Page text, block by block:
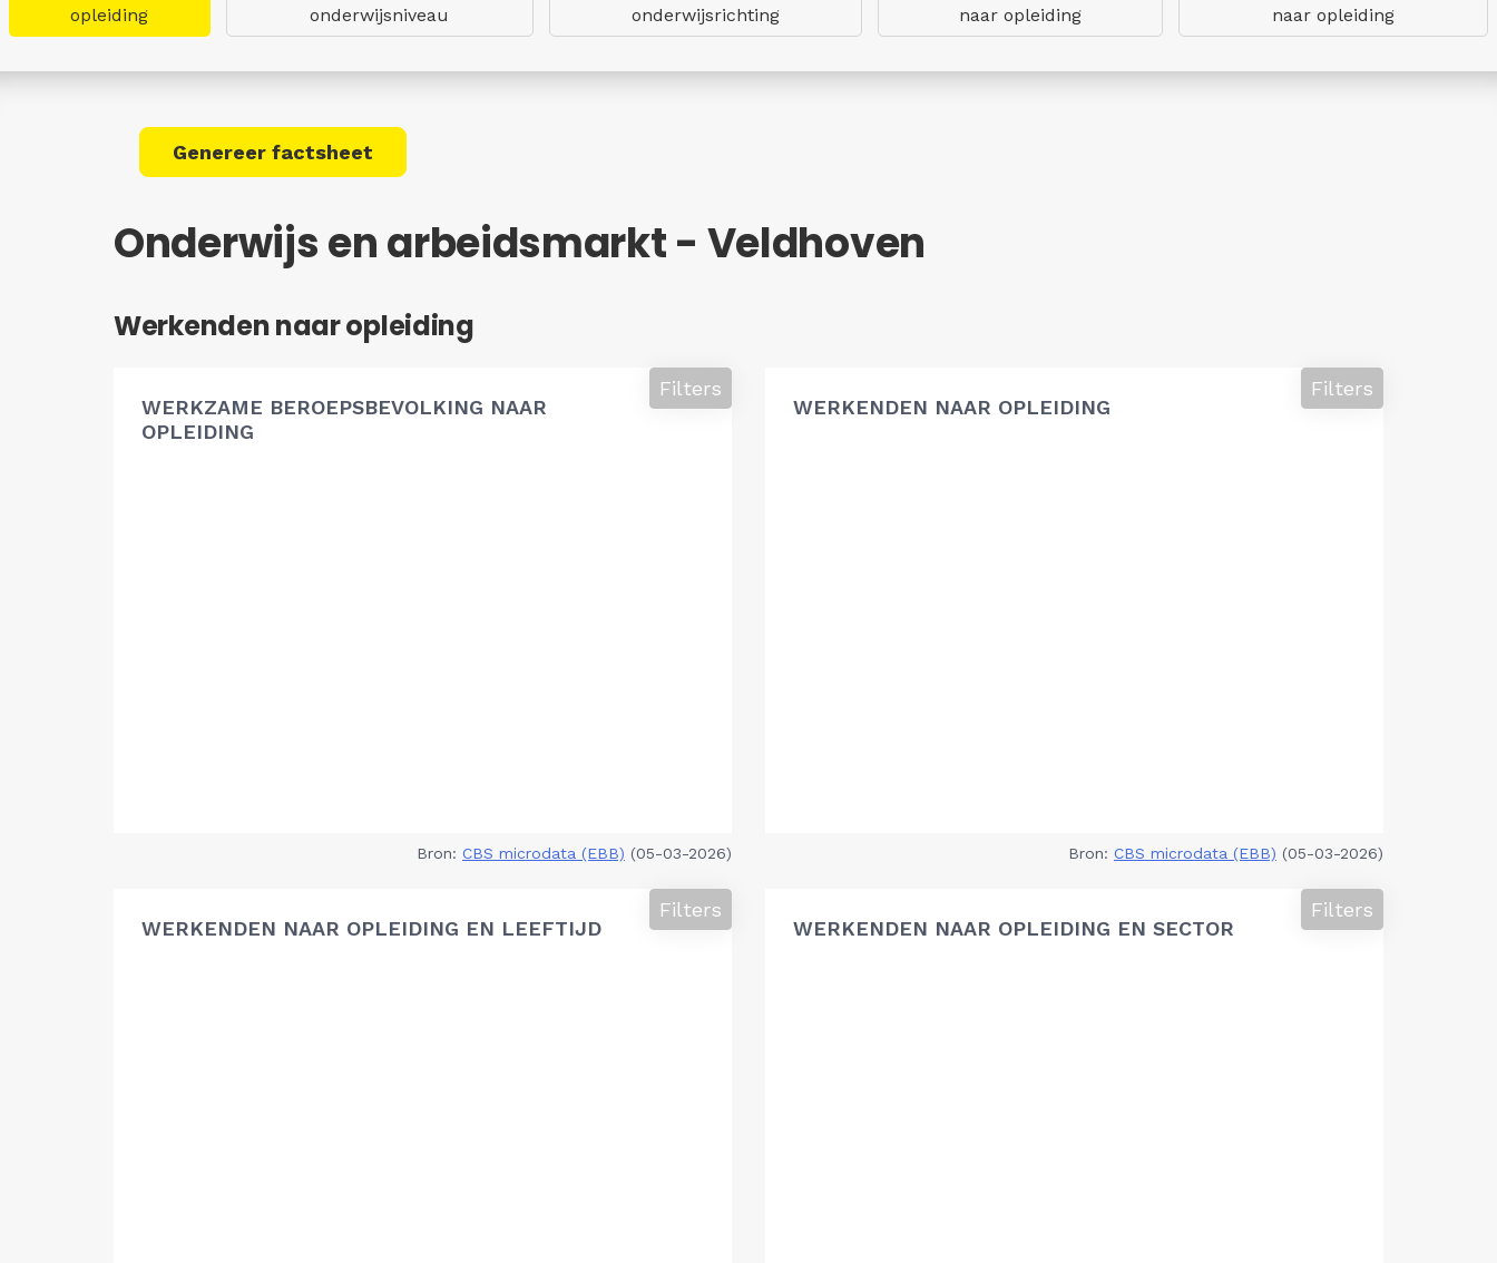
opleiding
onderwijsniveau
onderwijsrichting
naar opleiding
naar opleiding
Genereer factsheet
Onderwijs en arbeidsmarkt - Veldhoven
Werkenden naar opleiding
WERKZAME BEROEPSBEVOLKING NAAR
OPLEIDING
Filters
Bron: CBS microdata (EBB) (05-03-2026)
WERKENDEN NAAR OPLEIDING
Filters
Bron: CBS microdata (EBB) (05-03-2026)
WERKENDEN NAAR OPLEIDING EN LEEFTIJD
Filters
WERKENDEN NAAR OPLEIDING EN SECTOR
Filters